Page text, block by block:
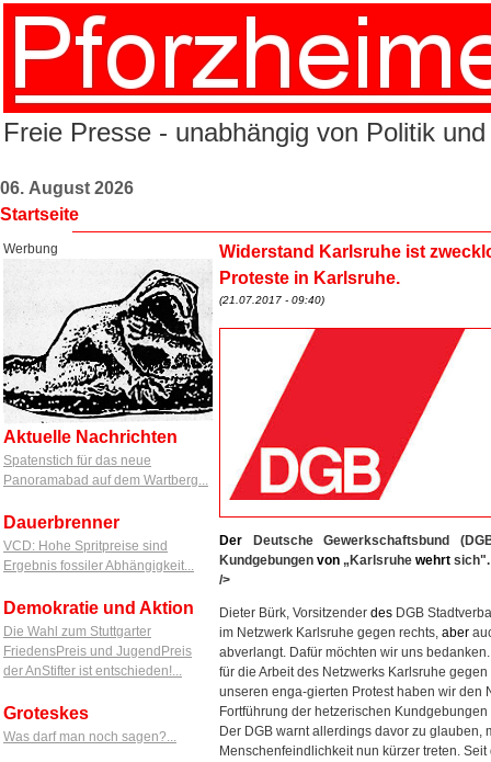
Freie Presse - unabhängig von Politik
06. August 2026
Startseite
Werbung
Aktuelle Nachrichten
Spatenstich für das neue
Panoramabad auf dem Wartberg...
Dauerbrenner
VCD: Hohe Spritpreise sind
Ergebnis fossiler Abhängigkeit...
Demokratie und Aktion
Die Wahl zum Stuttgarter
FriedensPreis und JugendPreis
der AnStifter ist entschieden!...
Groteskes
Was darf man noch sagen?...
Widerstand Karlsruhe ist
Proteste in Karlsruhe.
(21.07.2017 - 09:40)
Der Deutsche Gewerkschaftsbund
Kundgebungen von „Karlsruhe wehrt sich".
/>
Dieter Bürk, Vorsitzender des DGB
im Netzwerk Karlsruhe gegen rechts, aber
abverlangt. Dafür möchten wir uns
für die Arbeit des Netzwerks Karlsruhe
unseren enga-gierten Protest haben wir den
Fortführung der hetzerischen
Der DGB warnt allerdings davor zu
Menschenfeindlichkeit nun kürzer treten.